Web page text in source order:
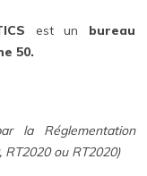
est un bureau
50.
la Réglementation
RT2020 ou RT2020)